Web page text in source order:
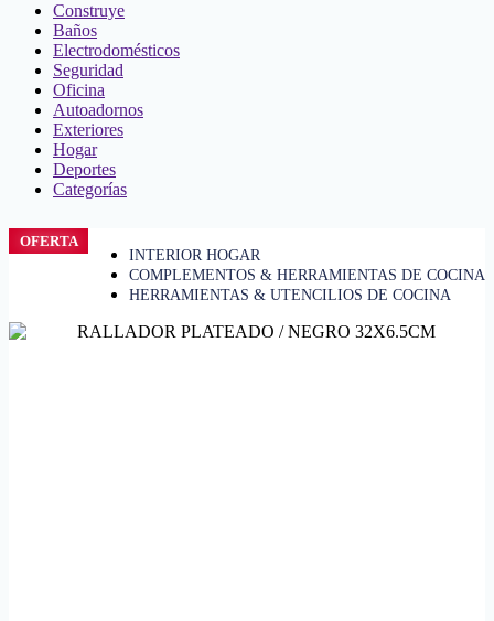
Construye
Baños
Electrodomésticos
Seguridad
Oficina
Autoadornos
Exteriores
Hogar
Deportes
Categorías
INTERIOR HOGAR
COMPLEMENTOS & HERRAMIENTAS DE COCINA
HERRAMIENTAS & UTENCILIOS DE COCINA
OFERTA